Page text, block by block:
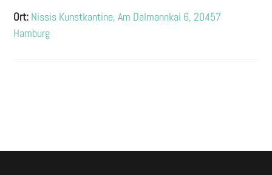
Ort: Nissis Kunstkantine, Am Dalmannkai 6, 20457
Hamburg